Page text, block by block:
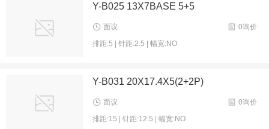
Y-B025 13X7BASE 5+5
0询价
面议
排距:5 | 针距:2.5 | 幅宽:NO
Y-B031 20X17.4X5(2+2P)
0询价
面议
排距:15 | 针距:12.5 | 幅宽:NO